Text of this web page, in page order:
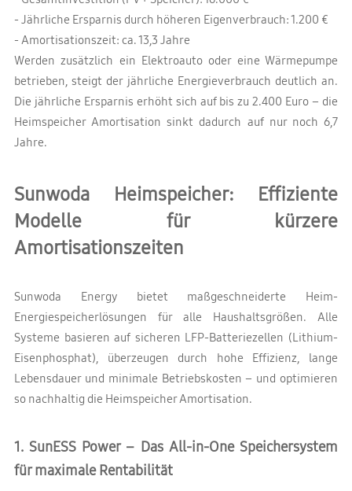
- Jährliche Ersparnis durch höheren Eigenverbrauch: 1.200 €
- Amortisationszeit: ca. 13,3 Jahre
Werden zusätzlich ein Elektroauto oder eine Wärmepumpe
betrieben, steigt der jährliche Energieverbrauch deutlich an.
Die jährliche Ersparnis erhöht sich auf bis zu 2.400 Euro – die
Heimspeicher Amortisation sinkt dadurch auf nur noch 6,7
Jahre.
Sunwoda Heimspeicher: Effiziente
Modelle für kürzere
Amortisationszeiten
Sunwoda Energy bietet maßgeschneiderte Heim-
Energiespeicherlösungen für alle Haushaltsgrößen. Alle
Systeme basieren auf sicheren LFP-Batteriezellen (Lithium-
Eisenphosphat), überzeugen durch hohe Effizienz, lange
Lebensdauer und minimale Betriebskosten – und optimieren
so nachhaltig die Heimspeicher Amortisation.
1. SunESS Power – Das All-in-One Speichersystem
für maximale Rentabilität